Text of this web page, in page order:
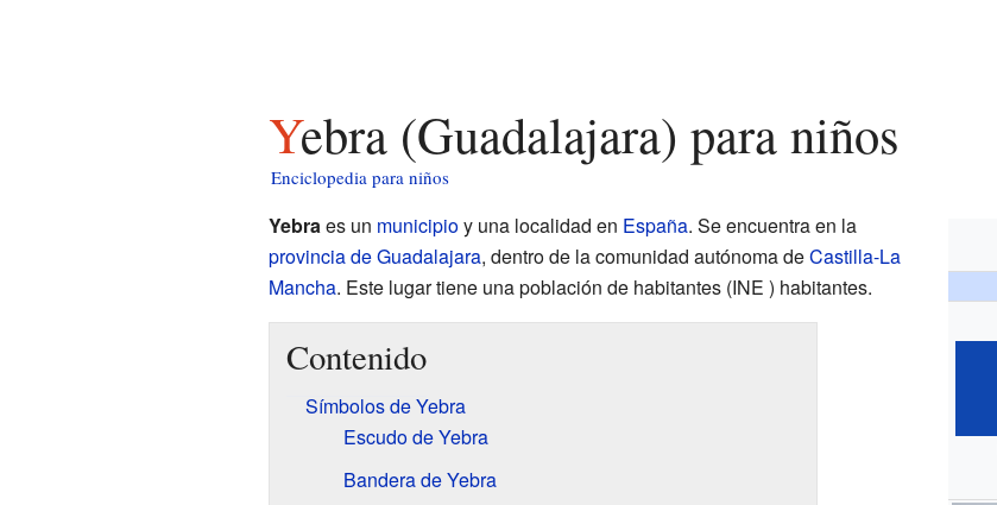
Yebra (Guadalajara) para niños
Enciclopedia para niños
Yebraes un municipioy una localidad en España. Se encuentra en la
provincia de Guadalajara, dentro de la comunidad autónoma deCastilla-La
Mancha. Este lugar tiene una población de habitantes(INE ) habitantes.
Contenido
Símbolos de Yebra
Escudo de Yebra
Bandera de Yebra